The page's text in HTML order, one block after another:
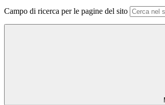
Campo di ricerca per le pagine del sito